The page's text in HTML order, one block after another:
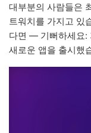
대부분의 사람들은
트워치를 가지고 있
다면 — 기뻐하세요:
새로운 앱을 출시했